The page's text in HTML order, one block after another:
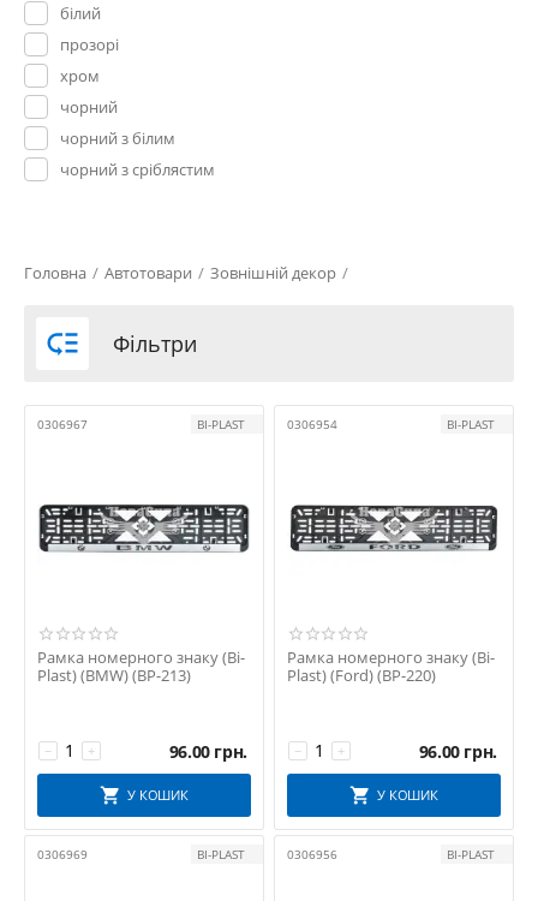
Lada
Lanos
MAN
Mazda
Merсedes-Benz
Opel
Renault
Scania
Seat
Suzuki
Volkswagen
Volvo
Для причепа
білий
прозорі
хром
чорний
чорний з білим
чорний з сріблястим
Головна / Автотовари / Зовнішній декор /
 Фільтри
0306967 BI-PLAST
Рамка номерного знаку (Bi-
Plast) (BMW) (BP-213)
+
− 96.00 грн.
У КОШИК
0306954 BI-PLAST
Рамка номерного знаку (Bi-
Plast) (Ford) (BP-220)
+
− 96.00 грн.
У КОШИК
0306969 BI-PLAST 0306956 BI-PLAST